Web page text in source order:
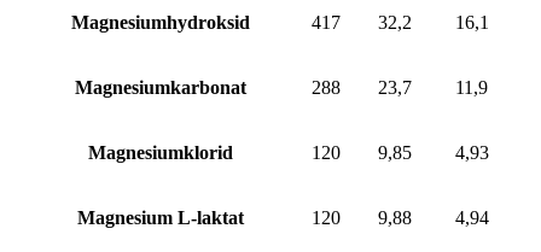
Magnesiumhydroksid 417 32,2 16,1
Magnesiumkarbonat 288 23,7 11,9
Magnesiumklorid 120 9,85 4,93
Magnesium L-laktat 120 9,88 4,94